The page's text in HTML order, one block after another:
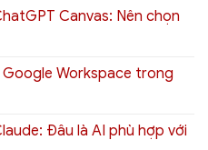
Canvas: Nên chọn
Workspace trong
Đâu là AI phù hợp với